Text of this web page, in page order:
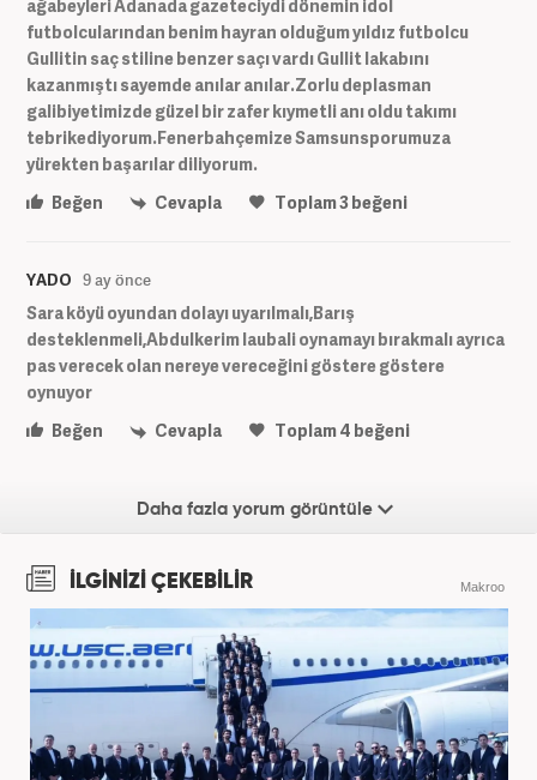
ağabeyleri Adanada gazeteciydi dönemin idol
futbolcularından benim hayran olduğum yıldız futbolcu
Gullitin saç stiline benzer saçı vardı Gullit lakabını
kazanmıştı sayemde anılar anılar.Zorlu deplasman
galibiyetimizde güzel bir zafer kıymetli anı oldu takımı
tebrikediyorum.Fenerbahçemize Samsunsporumuza
yürekten başarılar diliyorum.
Beğen
Cevapla Toplam3beğeni
YADO 9 ay önce
Sara köyü oyundan dolayı uyarılmalı,Barış
desteklenmeli,Abdulkerim laubali oynamayı bırakmalı ayrıca
pas verecek olan nereye vereceğini göstere göstere
oynuyor
Beğen
Cevapla Toplam4 beğeni
Daha fazla yorum görüntüle
İLGİNİZİ ÇEKEBİLİR Makroo